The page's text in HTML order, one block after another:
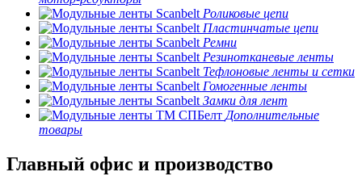
Роликовые цепи
Пластинчатые цепи
Ремни
Резинотканевые ленты
Тефлоновые ленты и сетки
Гомогенные ленты
Замки для лент
Дополнительные
товары
Главный офис и производство